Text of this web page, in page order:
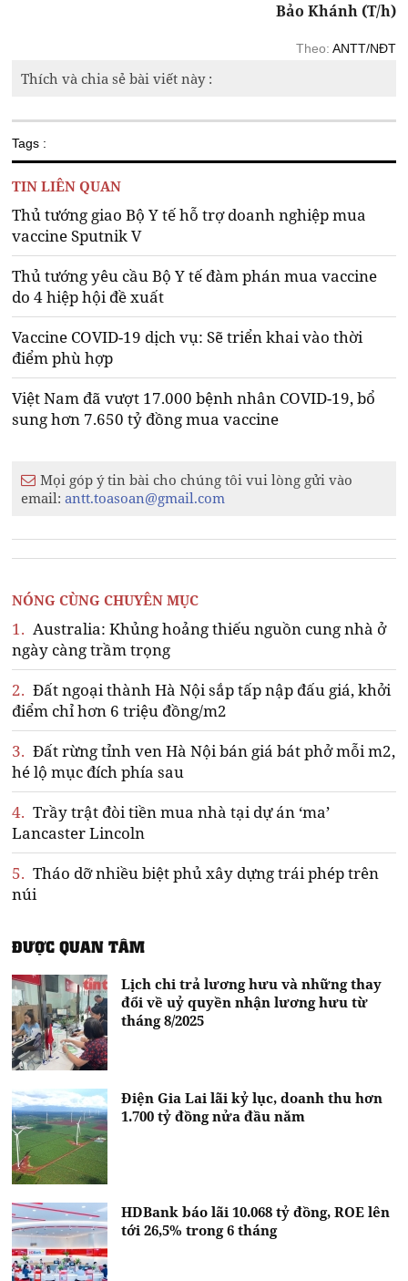
Bảo Khánh (T/h)
Theo: ANTT/NĐT
Thích và chia sẻ bài viết này :
Tags :
TIN LIÊN QUAN
Thủ tướng giao Bộ Y tế hỗ trợ doanh nghiệp mua
vaccine Sputnik V
Thủ tướng yêu cầu Bộ Y tế đàm phán mua vaccine
do 4 hiệp hội đề xuất
Vaccine COVID-19 dịch vụ: Sẽ triển khai vào thời
điểm phù hợp
Việt Nam đã vượt 17.000 bệnh nhân COVID-19, bổ
sung hơn 7.650 tỷ đồng mua vaccine
Mọi góp ý tin bài cho chúng tôi vui lòng gửi vào
email:antt.toasoan@gmail.com
NÓNG CÙNG CHUYÊN MỤC
1. Australia: Khủng hoảng thiếu nguồn cung nhà ở
ngày càng trầm trọng
2. Đất ngoại thành Hà Nội sắp tấp nập đấu giá, khởi
điểm chỉ hơn 6 triệu đồng/m2
3. Đất rừng tỉnh ven Hà Nội bán giá bát phở mỗi m2,
hé lộ mục đích phía sau
4. Trầy trật đòi tiền mua nhà tại dự án ‘ma’
Lancaster Lincoln
5. Tháo dỡ nhiều biệt phủ xây dựng trái phép trên
núi
ĐƯỢC QUAN TÂM
Lịch chi trả lương hưu và những thay
đổi về uỷ quyền nhận lương hưu từ
tháng 8/2025
Điện Gia Lai lãi kỷ lục, doanh thu hơn
1.700 tỷ đồng nửa đầu năm
HDBank báo lãi 10.068 tỷ đồng, ROE lên
tới 26,5% trong 6 tháng